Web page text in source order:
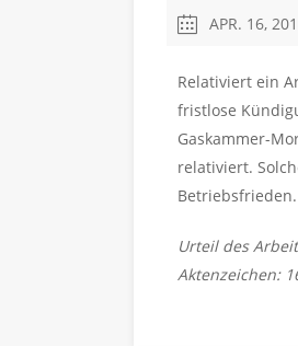
APR. 16,
Relativiert ein
fristlose
Gaskammer-
relativiert.
Urteil des
Aktenzeichen: